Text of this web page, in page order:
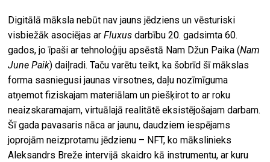
Digitālā māksla nebūt nav jauns jēdziens un vēsturiski
visbiežāk asociējas arFluxus darbību 20. gadsimta 60.
gados, jo īpaši ar tehnoloģiju apsēstā Nam Džun Paika (Nam
June Paik) daiļradi. Taču varētu teikt, ka šobrīd šī mākslas
forma sasniegusi jaunas virsotnes, daļu nozīmīguma
atņemot fiziskajam materiālam un piešķirot to ar roku
neaizskaramajam, virtuālajā realitātē eksistējošajam darbam.
Šī gada pavasaris nāca ar jaunu, daudziem iespējams
joprojām neizprotamu jēdzienu – NFT, ko mākslinieks
Aleksandrs Breže intervijā skaidro kā instrumentu, ar kuru